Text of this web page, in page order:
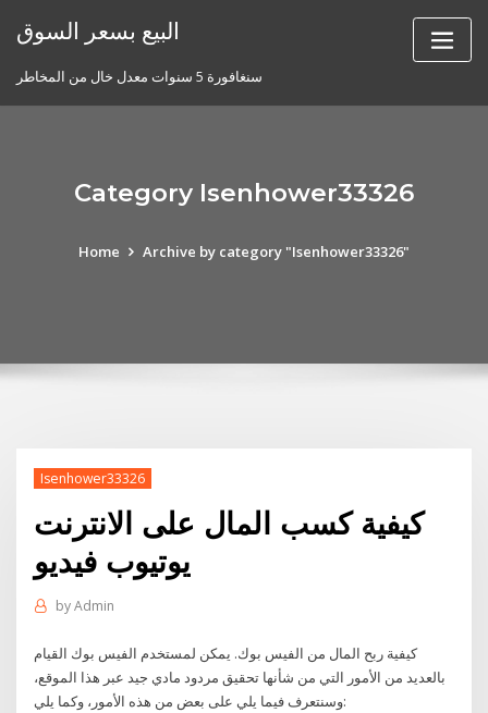
البيع بسعر السوق
سنغافورة 5 سنوات معدل خال من المخاطر
Category Isenhower33326
Home Archive by category "Isenhower33326"
Isenhower33326
كيفية كسب المال على الانترنت
يوتيوب فيديو
byAdmin
كيفية ربح المال من الفيس بوك. يمكن لمستخدم الفيس بوك القيام
بالعديد من الأمور التي من شأنها تحقيق مردود مادي جيد عبر هذا الموقع،
وسنتعرف فيما يلي على بعض من هذه الأمور، وكما يلي: